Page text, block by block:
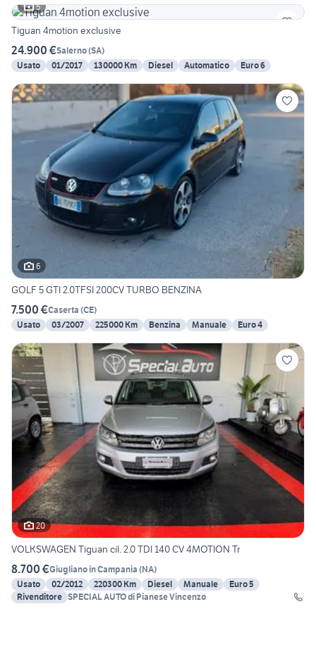
5
Tiguan 4motion exclusive
24.900 €Salerno(SA)
Usato
01/2017 130000 Km Diesel Automatico Euro 6
6
GOLF 5 GTI 2.0TFSI 200CV TURBO BENZINA
7.500 €Caserta (CE)
Usato
03/2007 225000 Km Benzina Manuale Euro 4
20
VOLKSWAGEN Tiguan cil. 2.0 TDI 140 CV 4MOTION Tr
8.700 €Giugliano in Campania (NA)
Usato
02/2012 220300 Km Diesel Manuale
Euro 5
Rivenditore SPECIAL AUTO di Pianese Vincenzo